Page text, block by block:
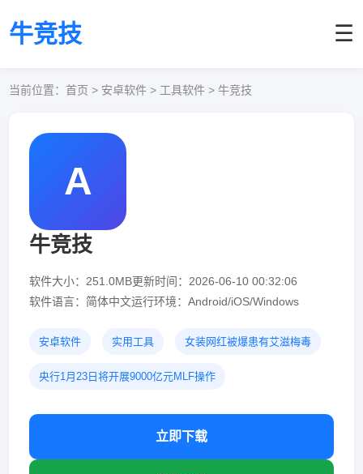
牛竞技 ☰
当前位置：首页 > 安卓软件 > 工具软件 > 牛竞技
A
牛竞技
软件大小：251.0MB更新时间：2026-06-10 00:32:06
软件语言：简体中文运行环境：Android/iOS/Windows
安卓软件 实用工具 女装网红被爆患有艾滋梅毒
央行1月23日将开展9000亿元MLF操作
立即下载